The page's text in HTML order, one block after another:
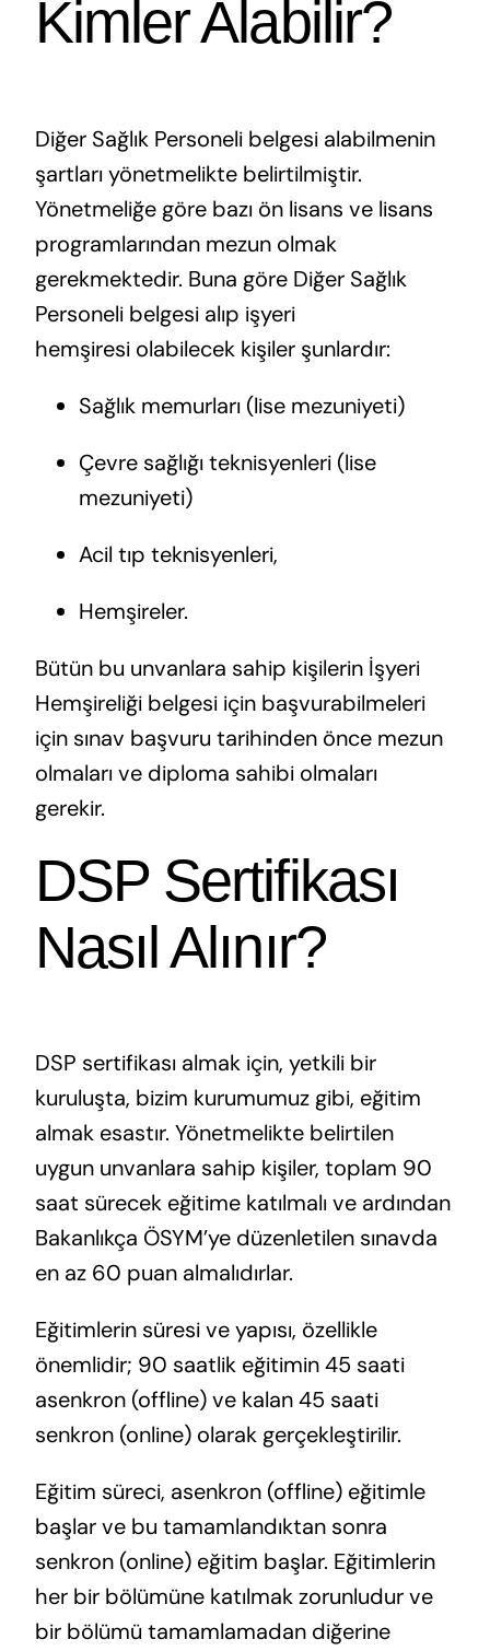
Kimler Alabilir?
Diğer Sağlık Personeli belgesi alabilmenin
şartları yönetmelikte belirtilmiştir.
Yönetmeliğe göre bazı ön lisans ve lisans
programlarından mezun olmak
gerekmektedir. Buna göre Diğer Sağlık
Personeli belgesi alıp işyeri
hemşiresi olabilecek kişiler şunlardır:
Sağlık memurları (lise mezuniyeti)
Çevre sağlığı teknisyenleri (lise
mezuniyeti)
Acil tıp teknisyenleri,
Hemşireler.
Bütün bu unvanlara sahip kişilerin İşyeri
Hemşireliği belgesi için başvurabilmeleri
için sınav başvuru tarihinden önce mezun
olmaları ve diploma sahibi olmaları
gerekir.
DSP Sertifikası
Nasıl Alınır? ​
DSP sertifikası almak için, yetkili bir
kuruluşta, bizim kurumumuz gibi, eğitim
almak esastır. Yönetmelikte belirtilen
uygun unvanlara sahip kişiler, toplam 90
saat sürecek eğitime katılmalı ve ardından
Bakanlıkça ÖSYM’ye düzenletilen sınavda
en az 60 puan almalıdırlar.​
Eğitimlerin süresi ve yapısı, özellikle
önemlidir; 90 saatlik eğitimin 45 saati
asenkron (offline) ve kalan 45 saati
senkron (online) olarak gerçekleştirilir.
Eğitim süreci, asenkron (offline) eğitimle
başlar ve bu tamamlandıktan sonra
senkron (online) eğitim başlar. Eğitimlerin
her bir bölümüne katılmak zorunludur ve
bir bölümü tamamlamadan diğerine